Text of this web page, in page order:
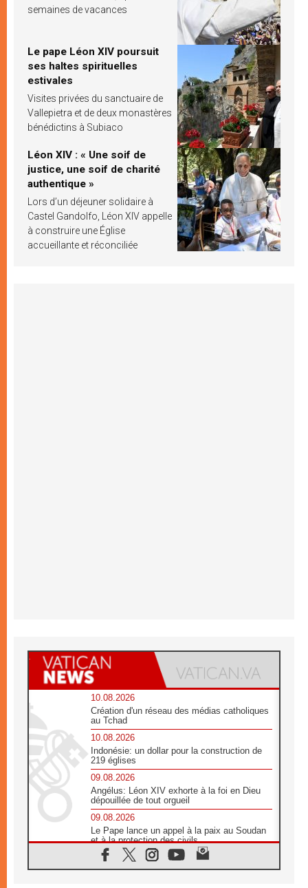
semaines de vacances
Le pape Léon XIV poursuit
ses haltes spirituelles
estivales
Visites privées du sanctuaire de
Vallepietra et de deux monastères
bénédictins à Subiaco
Léon XIV : « Une soif de
justice, une soif de charité
authentique »
Lors d’un déjeuner solidaire à
Castel Gandolfo, Léon XIV appelle
à construire une Église
accueillante et réconciliée
10.08.2026
Création d'un réseau des médias catholiques
au Tchad
10.08.2026
Indonésie: un dollar pour la construction de
219 églises
09.08.2026
Angélus: Léon XIV exhorte à la foi en Dieu
dépouillée de tout orgueil
09.08.2026
Le Pape lance un appel à la paix au Soudan
et à la protection des civils
09.08.2026
Déclaration d'Addis-Abeba du SCEAM sur